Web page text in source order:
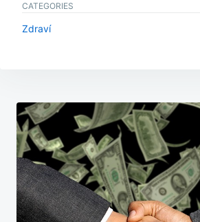
CATEGORIES
Zdraví
Navigace
pro
příspěvek